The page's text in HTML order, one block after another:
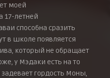
моей
17-летней
способна сразить
в школе появляется
который не обращает
у Мэдаки есть на то
гордость Моны,